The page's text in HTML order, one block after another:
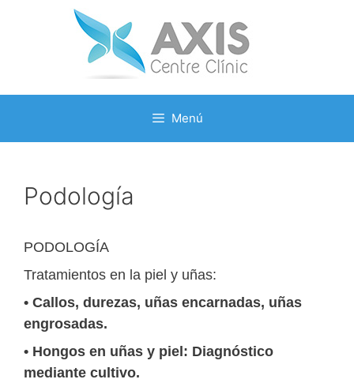
Menú
Podología
PODOLOGÍA
Tratamientos en la piel y uñas:
• Callos, durezas, uñas encarnadas, uñas
engrosadas.
• Hongos en uñas y piel: Diagnóstico
mediante cultivo.